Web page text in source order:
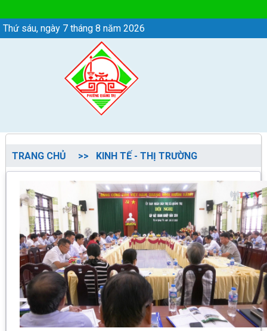
Thứ sáu, ngày 7 tháng 8 năm 2026
TRANG CHỦ KINH TẾ - THỊ TRƯỜNG